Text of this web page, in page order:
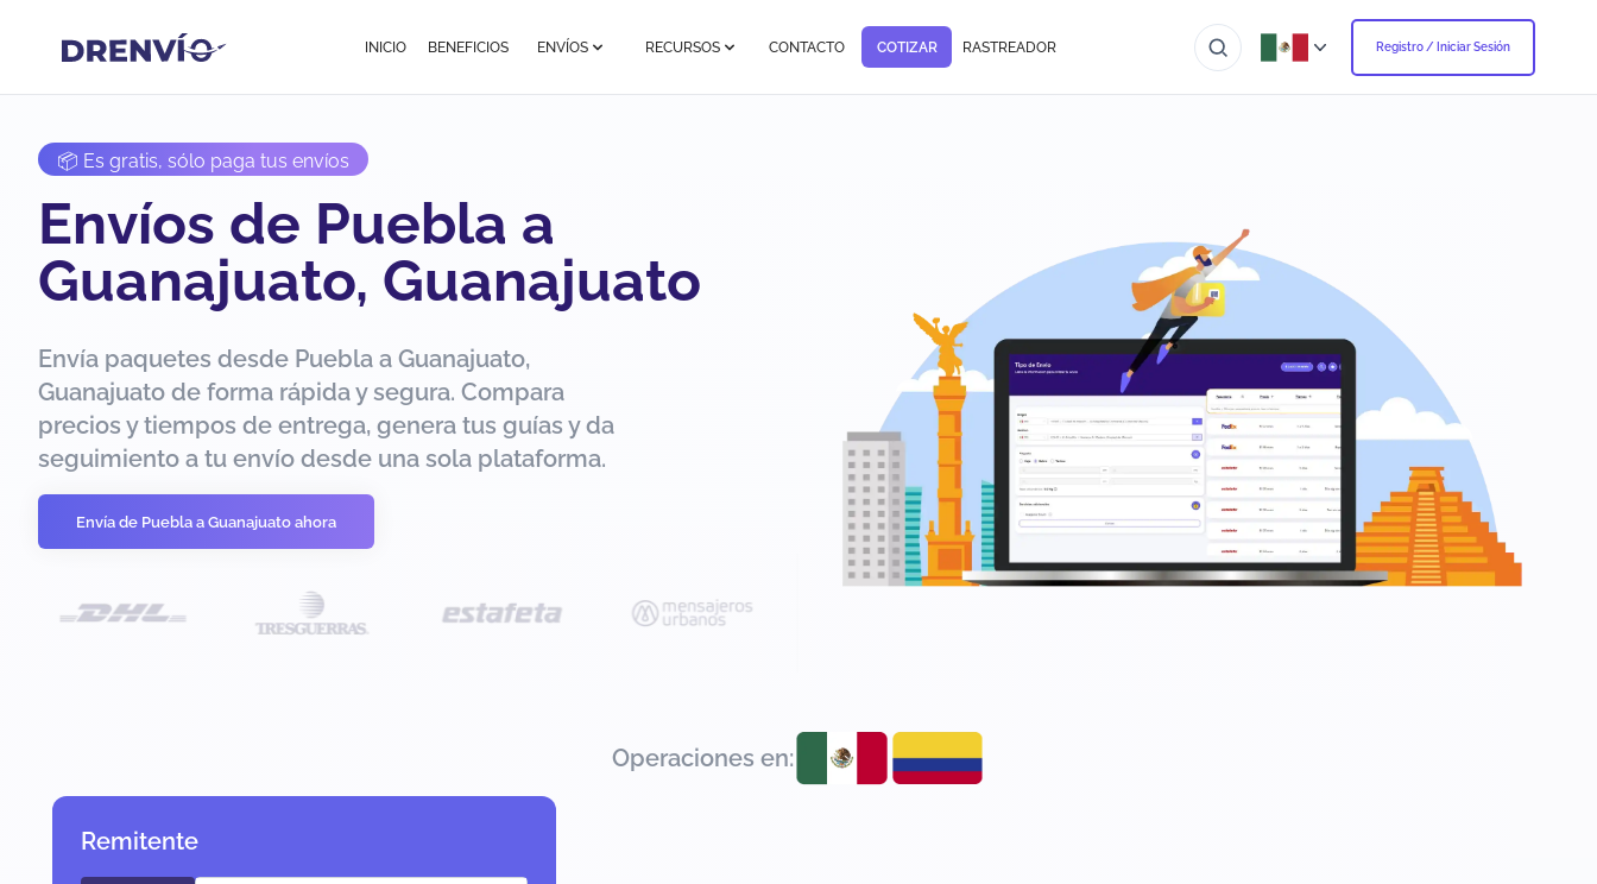
INICIO BENEFICIOS ENVÍOS RECURSOS CONTACTO COTIZAR RASTREADOR Registro / Iniciar Sesión
📦 Es gratis, sólo paga tus envíos
Envíos de Puebla a
Guanajuato, Guanajuato
Envía paquetes desde Puebla a Guanajuato,
Guanajuato de forma rápida y segura. Compara
precios y tiempos de entrega, genera tus guías y da
seguimiento a tu envío desde una sola plataforma.
Envía de Puebla a Guanajuato ahora
Operaciones en:
Remitente